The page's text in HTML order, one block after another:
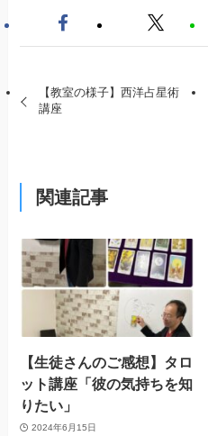
【教室の様子】西洋占星術
講座
関連記事
【生徒さんのご感想】タロ
ット講座「彼の気持ちを知
りたい」
2024年6月15日